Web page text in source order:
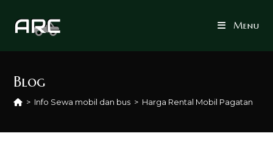
Menu
Blog
> Info Sewa mobil dan bus > Harga Rental Mobil Pagatan